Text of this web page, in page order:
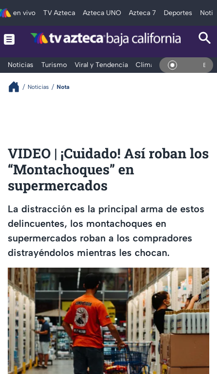
en vivo TV Azteca Azteca UNO Azteca 7 Deportes
Noticias Turismo Viral y Tendencia Clima Deportes En Vivo
Noticias Nota
VIDEO | ¡Cuidado! Así roban los
“Montachoques” en
supermercados
La distracción es la principal arma de estos
delincuentes, los montachoques en
supermercados roban a los compradores
distrayéndolos mientras les chocan.